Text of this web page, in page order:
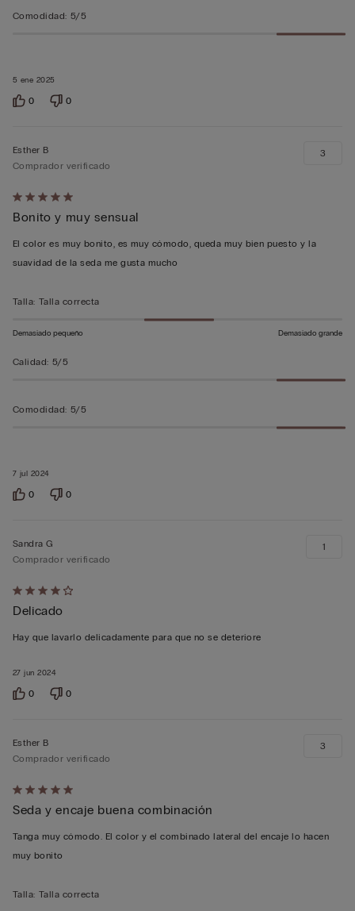
5 ene 2025
Comodidad: 5/5
0 0
Calificación
de
5
sobre
7 jul 2024
Esther B
Comprador verificado
Bonito y muy sensual
El color es muy bonito, es muy cómodo, queda muy bien puesto y la
suavidad de la seda me gusta mucho
3
Talla: Talla correcta
Demasiado pequeño Demasiado grande
Calidad: 5/5
Comodidad: 5/5
0 0
Calificación
de
4
5
27 jun 2024
Sandra G
Comprador verificado
Delicado
Hay que lavarlo delicadamente para que no se deteriore
1
0 0
Calificación
de
5
sobre
Esther B
Comprador verificado
Seda y encaje buena combinación
Tanga muy cómodo. El color y el combinado lateral del encaje lo hacen
muy bonito
3
Talla: Talla correcta